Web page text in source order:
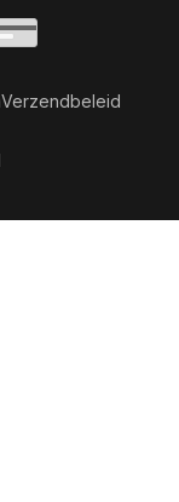
Verzendbeleid